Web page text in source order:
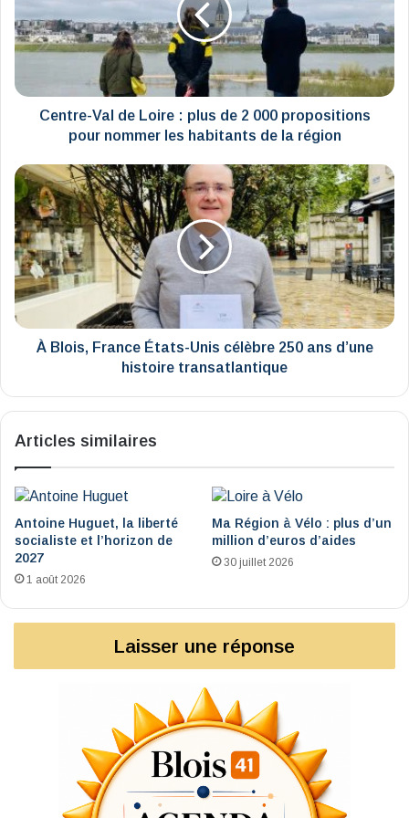
:
plus
de
000
propositions
les
habitants
de
la
région
Centre-Val de Loire : plus de 2 000 propositions
pour nommer les habitants de la région
À
Blois,
France
États-
Unis
célèbre
250
ans
d’une
histoire
À Blois, France États-Unis célèbre 250 ans d’une
histoire transatlantique
Articles similaires
Antoine Huguet, la liberté
socialiste et l’horizon de
2027
1 août 2026
Ma Région à Vélo : plus d’un
million d’euros d’aides
30 juillet 2026
Laisser une réponse